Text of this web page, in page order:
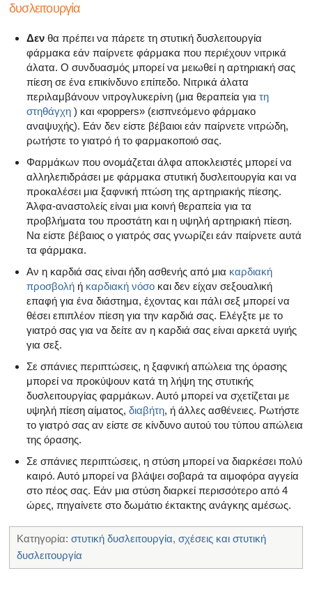
δυσλειτουργία
Δεν θα πρέπει να πάρετε τη στυτική δυσλειτουργία
φάρμακα εάν παίρνετε φάρμακα που περιέχουν νιτρικά
άλατα. Ο συνδυασμός μπορεί να μειωθεί η αρτηριακή σας
πίεση σε ένα επικίνδυνο επίπεδο. Νιτρικά άλατα
περιλαμβάνουν νιτρογλυκερίνη (μια θεραπεία για τη
στηθάγχη ) και «poppers» (εισπνεόμενο φάρμακο
αναψυχής). Εάν δεν είστε βέβαιοι εάν παίρνετε νιτρώδη,
ρωτήστε το γιατρό ή το φαρμακοποιό σας.
Φαρμάκων που ονομάζεται άλφα αποκλειστές μπορεί να
αλληλεπιδράσει με φάρμακα στυτική δυσλειτουργία και να
προκαλέσει μια ξαφνική πτώση της αρτηριακής πίεσης.
Άλφα-αναστολείς είναι μια κοινή θεραπεία για τα
προβλήματα του προστάτη και η υψηλή αρτηριακή πίεση.
Να είστε βέβαιος ο γιατρός σας γνωρίζει εάν παίρνετε αυτά
τα φάρμακα.
Αν η καρδιά σας είναι ήδη ασθενής από μια καρδιακή
προσβολή ή καρδιακή νόσο και δεν είχαν σεξουαλική
επαφή για ένα διάστημα, έχοντας και πάλι σεξ μπορεί να
θέσει επιπλέον πίεση για την καρδιά σας. Ελέγξτε με το
γιατρό σας για να δείτε αν η καρδιά σας είναι αρκετά υγιής
για σεξ.
Σε σπάνιες περιπτώσεις, η ξαφνική απώλεια της όρασης
μπορεί να προκύψουν κατά τη λήψη της στυτικής
δυσλειτουργίας φαρμάκων. Αυτό μπορεί να σχετίζεται με
υψηλή πίεση αίματος, διαβήτη, ή άλλες ασθένειες. Ρωτήστε
το γιατρό σας αν είστε σε κίνδυνο αυτού του τύπου απώλεια
της όρασης.
Σε σπάνιες περιπτώσεις, η στύση μπορεί να διαρκέσει πολύ
καιρό. Αυτό μπορεί να βλάψει σοβαρά τα αιμοφόρα αγγεία
στο πέος σας. Εάν μια στύση διαρκεί περισσότερο από 4
ώρες, πηγαίνετε στο δωμάτιο έκτακτης ανάγκης αμέσως.
Κατηγορία: στυτική δυσλειτουργία, σχέσεις και στυτική
δυσλειτουργία